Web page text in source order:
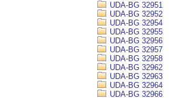
UDA-BG 32951
UDA-BG 32952
UDA-BG 32954
UDA-BG 32955
UDA-BG 32956
UDA-BG 32957
UDA-BG 32958
UDA-BG 32962
UDA-BG 32963
UDA-BG 32964
UDA-BG 32966